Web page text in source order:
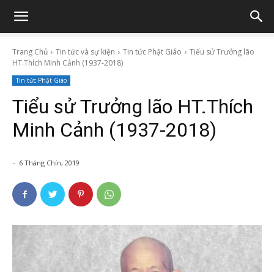
Trang Chủ Tin tức và sự kiện Tin tức Phật Giáo
Tiểu sử Trưởng lão
HT.Thích Minh Cảnh (1937-2018)
Tin tức Phật Giáo
Tiểu sử Trưởng lão HT.Thích
Minh Cảnh (1937-2018)
- 6 Tháng Chín, 2019